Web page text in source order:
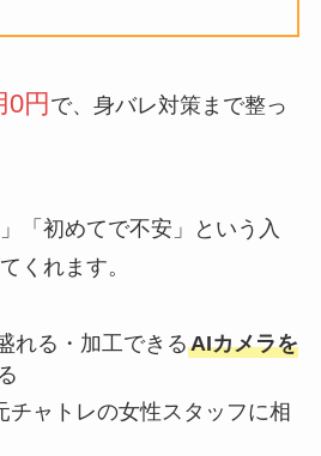
0円 で、身バレ対策まで整っ
「初めてで不安」という入
くれます。
れる・加工できるAIカメラを
チャトレの女性スタッフに相